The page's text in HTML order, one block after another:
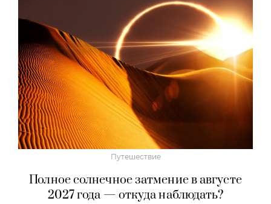
Путешествие
Полное солнечное затмение в августе
2027 года — откуда наблюдать?